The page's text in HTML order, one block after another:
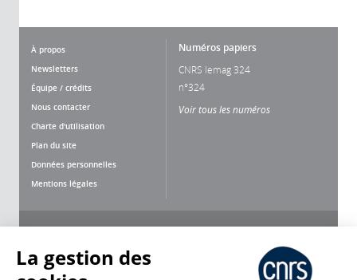
À propos
Newsletters
Équipe / crédits
Nous contacter
Charte d'utilisation
Plan du site
Données personnelles
Mentions légales
Numéros papiers
CNRS lemag 324
n°324
Voir tous les numéros
La gestion des